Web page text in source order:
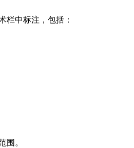
栏中标注，包括：
围。